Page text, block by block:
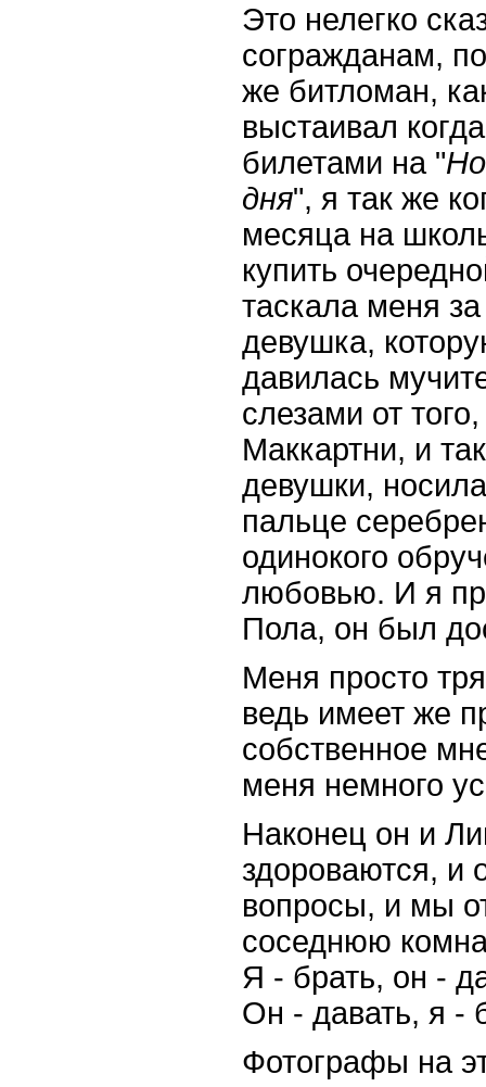
Это нелегко
согражданам,
же битломан,
выстаивал
билетами на "
дня", я так же
месяца на
купить
таскала меня
девушка,
давилась
слезами от
Маккартни, и
девушки,
пальце
одинокого
любовью. И я
Пола, он был
Меня просто
ведь имеет же
собственное
меня немного
Наконец он и
здороваются, и
вопросы, и мы
соседнюю
Я - брать, он -
Он - давать, я -
Фотографы на